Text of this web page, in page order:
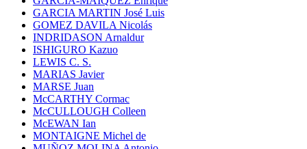
GARCIA MARTIN José Luis
GOMEZ DAVILA Nicolás
INDRIDASON Arnaldur
ISHIGURO Kazuo
LEWIS C. S.
MARIAS Javier
MARSE Juan
McCARTHY Cormac
McCULLOUGH Colleen
McEWAN Ian
MONTAIGNE Michel de